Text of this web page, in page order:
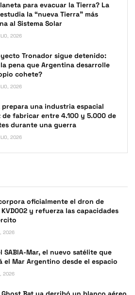
para evacuar la Tierra? La
estudia la “nueva Tierra” más
al Sistema Solar
2026
Tronador sigue detenido:
pena que Argentina desarrolle
cohete?
2026
prepara una industria espacial
de fabricar entre 4.100 y 5.000 de
durante una guerra
2026
oficialmente el dron de
y refuerza las capacidades
2026
SABIA-Mar, el nuevo satélite que
el Mar Argentino desde el espacio
2026